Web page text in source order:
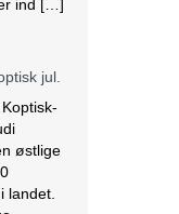
ind […]
jul.
østlige
landet.